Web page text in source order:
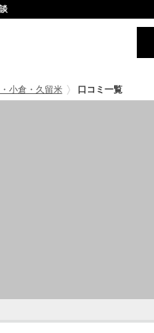
小倉・久留米 口コミ一覧